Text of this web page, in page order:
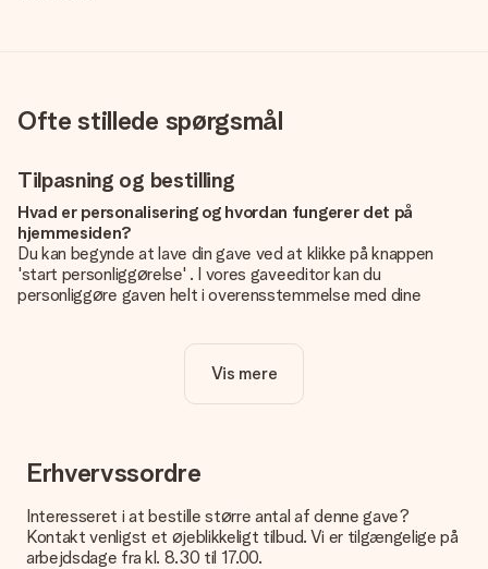
Ofte stillede spørgsmål
Tilpasning og bestilling
Hvad er personalisering og hvordan fungerer det på
hjemmesiden?
Du kan begynde at lave din gave ved at klikke på knappen
'start personliggørelse' . I vores gaveeditor kan du
personliggøre gaven helt i overensstemmelse med dine
Er personalisering inkluderet i prisen?
Prisen der vises på hjemmesiden omfatter personliggørelse
Hvordan ved jeg, om mit billede har den rigtige kvalitet?
Vi vil være sikre på, at du er helt tilfreds med din gave. Derfor
om kvaliteten af dit billede, kan du kontakte vores
kundeservice og vedlægge dit foto sammen med den gave,
du er interesseret i at bestille. Så kan de tjekke kvaliteten for
Vis mere
Erhvervssordre
Interesseret i at bestille større antal af denne gave?
Kontakt venligst et øjeblikkeligt tilbud. Vi er tilgængelige på
arbejdsdage fra kl. 8.30 til 17.00.